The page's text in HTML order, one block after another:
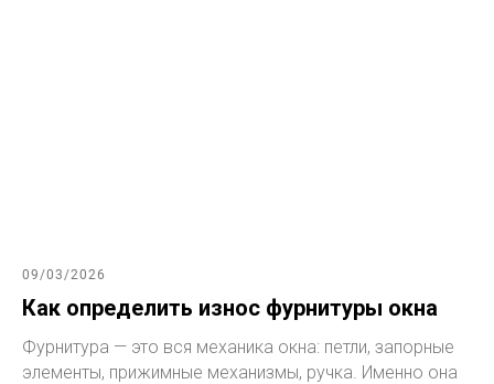
09/03/2026
Как определить износ фурнитуры окна
Фурнитура — это вся механика окна: петли, запорные
элементы, прижимные механизмы, ручка. Именно она